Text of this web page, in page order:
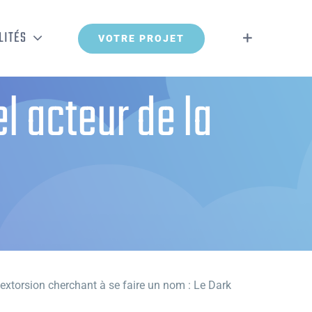
VOTRE PROJET
acteur de la
cherchant à se faire un nom : Le Dark